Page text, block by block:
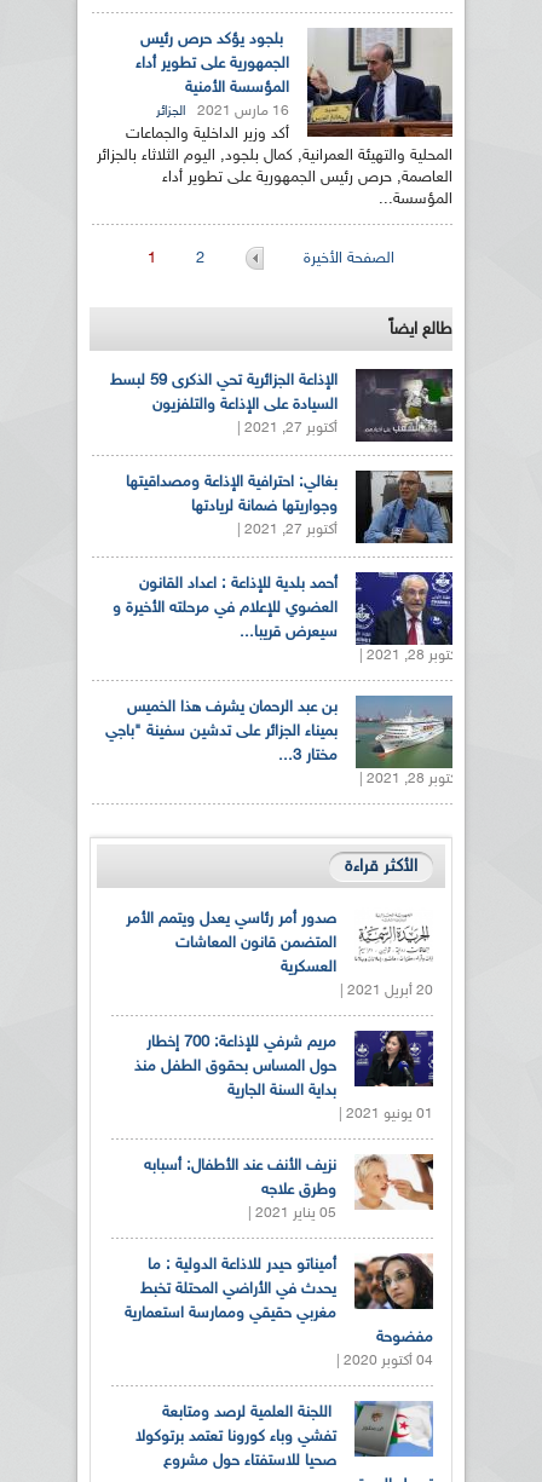
بلجود يؤكد حرص رئيس
الجمهورية على تطوير أداء
المؤسسة الأمنية
16 مارس 2021 الجزائر
أكد وزير الداخلية والجماعات
المحلية والتهيئة العمرانية, كمال بلجود, اليوم الثلاثاء بالجزائر
العاصمة, حرص رئيس الجمهورية على تطوير أداء
المؤسسة...
الصفحات 1 2 الصفحة الأخيرة
طالع ايضاً
الإذاعة الجزائرية تحي الذكرى 59 لبسط
السيادة على الإذاعة والتلفزيون
أكتوبر 27, 2021 |
بغالي: احترافية الإذاعة ومصداقيتها
وجواريتها ضمانة لريادتها
أكتوبر 27, 2021 |
أحمد بلدية للإذاعة : اعداد القانون
العضوي للإعلام في مرحلته الأخيرة و
سيعرض قريبا...
أكتوبر 28, 2021 |
بن عبد الرحمان يشرف هذا الخميس
بميناء الجزائر على تدشين سفينة "باجي
مختار 3...
أكتوبر 28, 2021 |
الأكثر قراءة
صدور أمر رئاسي يعدل ويتمم الأمر
المتضمن قانون المعاشات
العسكرية
20 أبريل 2021 |
مريم شرفي للإذاعة: 700 إخطار
حول المساس بحقوق الطفل منذ
بداية السنة الجارية
01 يونيو 2021 |
نزيف الأنف عند الأطفال: أسبابه
وطرق علاجه
05 يناير 2021 |
أميناتو حيدر للاذاعة الدولية : ما
يحدث في الأراضي المحتلة تخبط
مغربي حقيقي وممارسة استعمارية
مفضوحة
04 أكتوبر 2020 |
اللجنة العلمية لرصد ومتابعة
تفشي وباء كورونا تعتمد برتوكولا
صحيا للاستفتاء حول مشروع